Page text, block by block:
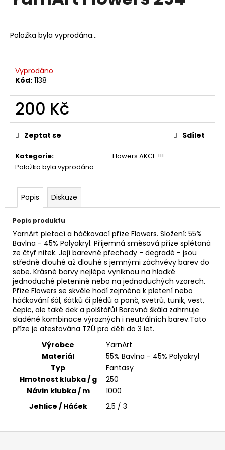
hvězdiček.
Položka byla vyprodána…
Vyprodáno
Kód: 1138
200 Kč
Měrná
cena:
Kategorie:
Flowers AKCE !!!
Položka byla vyprodána…
Zeptat se Sdílet
Popis Diskuze
Popis produktu
YarnArt pletací a háčkovací příze Flowers. Složení: 55%
Bavlna - 45% Polyakryl. Příjemná směsová příze splétaná
ze čtyř nitek. Její barevné přechody - degradé - jsou
středně dlouhé až dlouhé s jemnými záchvěvy barev do
sebe. Krásné barvy nejlépe vyniknou na hladké
jednoduché pletenině nebo na jednoduchých vzorech.
Příze Flowers se skvěle hodí zejména k pletení nebo
háčkování šál, šátků či plédů a ponč, svetrů, tunik, vest,
čepic, ale také dek a polštářů! Barevná škála zahrnuje
sladěné kombinace výrazných i neutrálních barev.Tato
příze je atestována TZÚ pro děti do 3 let.
Výrobce
YarnArt
Materiál
55% Bavlna - 45% Polyakryl
Typ
Fantasy
Hmotnost klubka / g
250
Návin klubka / m
1000
Jehlice / Háček
2,5 / 3
í
t
?
D
o
r
u
č
u
j
e
m
e
BAMBULA
XL
VLNA-
HEP
Kč
Z